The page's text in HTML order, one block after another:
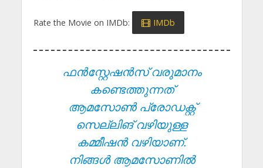
Rate the Movie on IMDb: IMDb
ഫൻസ്റ്റേഷൻസ് വരുമാനം
കണ്ടെത്തുന്നത്
ആമസോൺ പ്രോഡക്റ്റ്
സെല്ലിങ് വഴിയുള്ള
കമ്മീഷൻ വഴിയാണ്.
നിങ്ങൾ ആമസോണിൽ